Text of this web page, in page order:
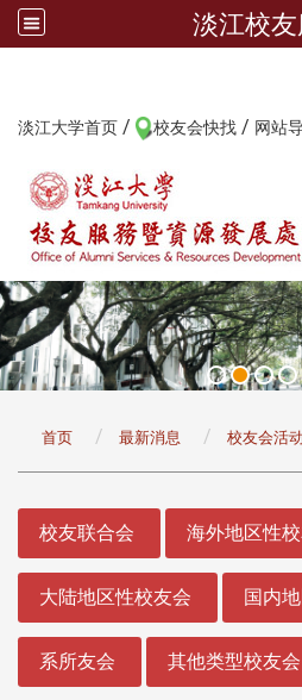
淡江校
淡江大学首页 / 校友会快找 / 网站
首页 最新消息 校友会活动
校友联合会 海外地区性
大陆地区性校友会 国内
系所友会 其他类型校友会